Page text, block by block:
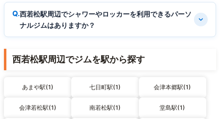
西若松駅周辺でシャワーやロッカーを利用できるパーソ
ナルジムはありますか？
西若松駅周辺でジムを駅から探す
あまや駅(1) 七日町駅(1) 会津本郷駅(1)
会津若松駅(1) 南若松駅(1) 堂島駅(1)